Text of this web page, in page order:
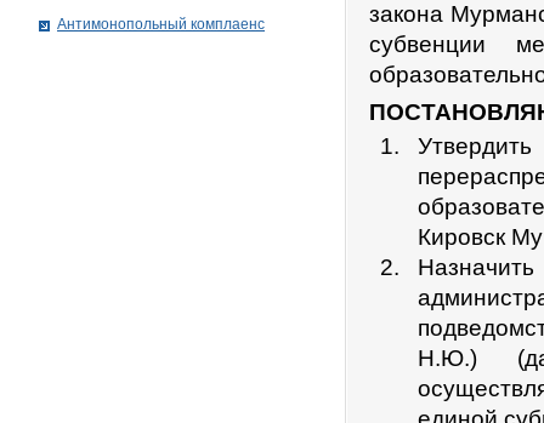
закона
субвенции
Кировск
Н.Ю.)
Антимонопольный комплаенс